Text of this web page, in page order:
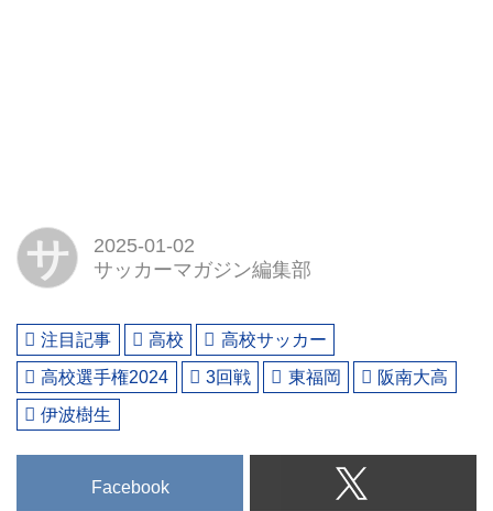
サ
2025-01-02
サッカーマガジン編集部
注目記事 高校
高校サッカー
高校選手権2024
3回戦 東福岡
阪南大高
伊波樹生
Facebook